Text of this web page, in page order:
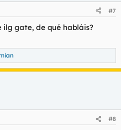
#7
ilg gate, de qué habláis?
#8